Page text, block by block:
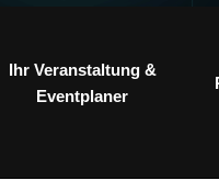
Ihr Veranstaltung &
Eventplaner